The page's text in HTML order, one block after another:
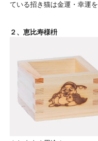
ている招き猫は金運・幸運
２、恵比寿様枡